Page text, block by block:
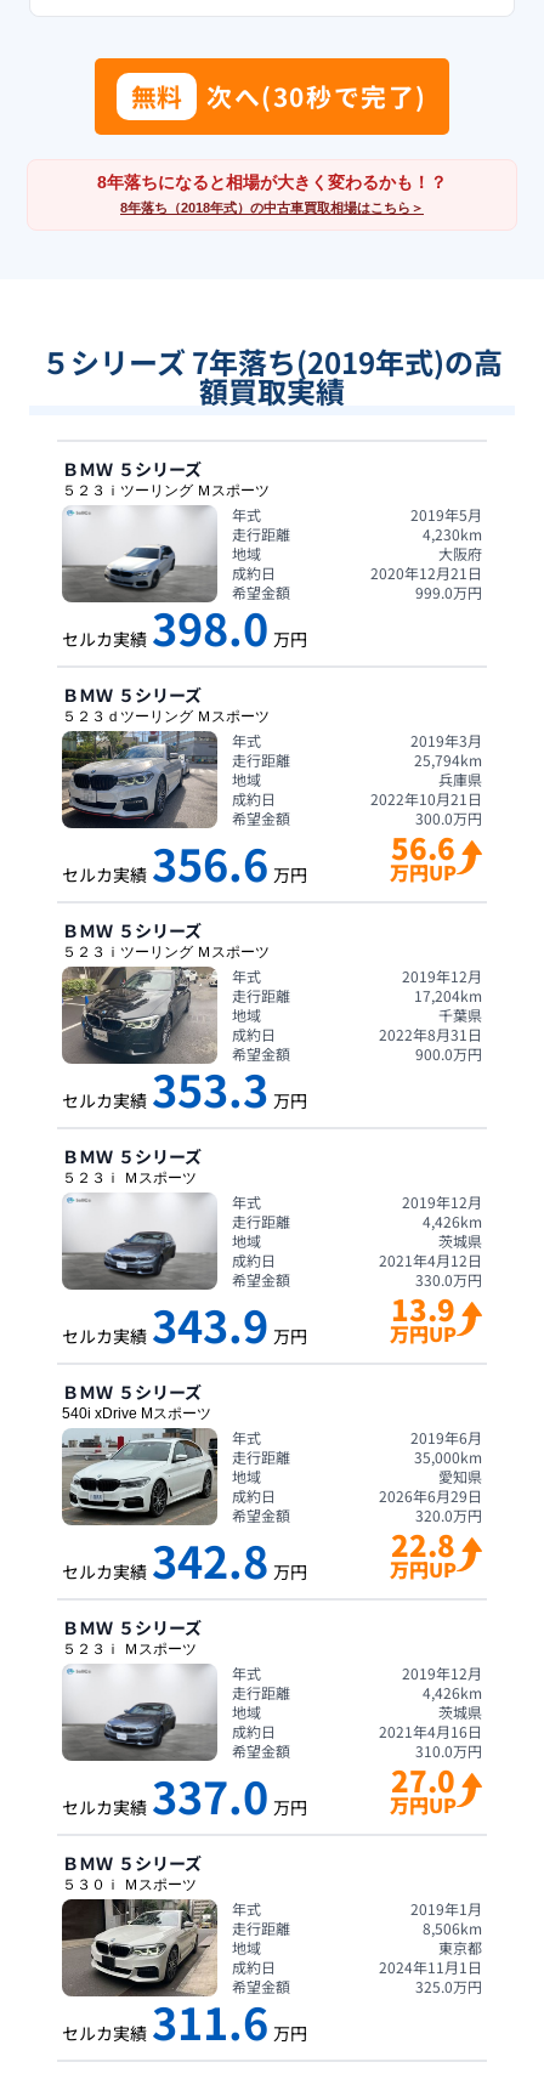
無料 次へ(30秒で完了)
8年落ちになると相場が大きく変わるかも！？
8年落ち（2018年式）の中古車買取相場はこちら＞
５シリーズ 7年落ち(2019年式)の高
額買取実績
ＢＭＷ ５シリーズ
５２３ｉツーリング Ｍスポーツ
年式
2019年5月
走行距離
4,230km
地域
大阪府
成約日
2020年12月21日
希望金額
999.0万円
セルカ実績 398.0 万円
ＢＭＷ ５シリーズ
５２３ｄツーリング Ｍスポーツ
年式
2019年3月
走行距離
25,794km
地域
兵庫県
成約日
2022年10月21日
希望金額
300.0万円
セルカ実績 356.6 万円
56.6
万円UP
ＢＭＷ ５シリーズ
５２３ｉツーリング Ｍスポーツ
年式
2019年12月
走行距離
17,204km
地域
千葉県
成約日
2022年8月31日
希望金額
900.0万円
セルカ実績 353.3 万円
ＢＭＷ ５シリーズ
５２３ｉ Ｍスポーツ
年式
2019年12月
走行距離
4,426km
地域
茨城県
成約日
2021年4月12日
希望金額
330.0万円
セルカ実績 343.9 万円
13.9
万円UP
ＢＭＷ ５シリーズ
540i xDrive Mスポーツ
年式
2019年6月
走行距離
35,000km
地域
愛知県
成約日
2026年6月29日
希望金額
320.0万円
セルカ実績 342.8 万円
22.8
万円UP
ＢＭＷ ５シリーズ
５２３ｉ Ｍスポーツ
年式
2019年12月
走行距離
4,426km
地域
茨城県
成約日
2021年4月16日
希望金額
310.0万円
セルカ実績 337.0 万円
27.0
万円UP
ＢＭＷ ５シリーズ
５３０ｉ Ｍスポーツ
年式
2019年1月
走行距離
8,506km
地域
東京都
成約日
2024年11月1日
希望金額
325.0万円
セルカ実績 311.6 万円